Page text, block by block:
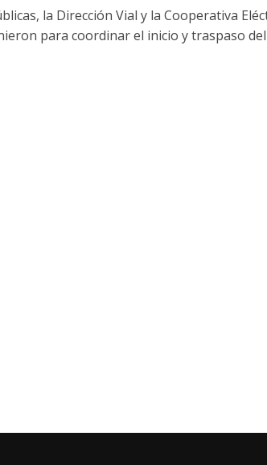
la Dirección Vial y la Cooperativa
para coordinar el inicio y traspaso del